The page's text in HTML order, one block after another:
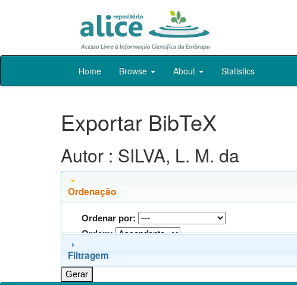
Skip
Home Browse About Statistics
Exportar BibTeX
Autor : SILVA, L. M. da
Ordenação
Ordenar por:
Ordem:
Filtragem